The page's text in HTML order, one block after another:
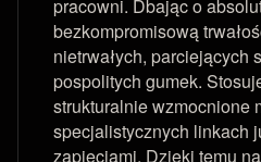
pracowni. Dbając o
bezkompromisową
nietrwałych, parciejących
pospolitych gumek.
strukturalnie wzmocnione
specjalistycznych linkach
zapięciami. Dzięki temu